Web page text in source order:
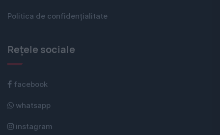
Politica de confidențialitate
Rețele sociale
facebook
whatsapp
instagram